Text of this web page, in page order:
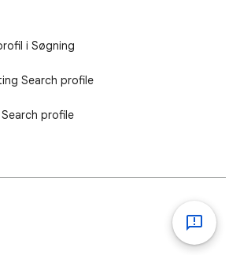
i Søgning
Search profile
profile